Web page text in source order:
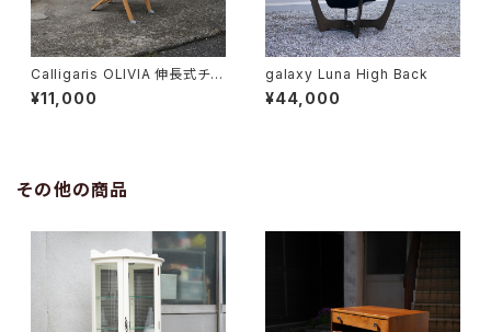
Calligaris OLIVIA 伸長式チェ
ア
¥11,000
galaxy Luna High Back
¥44,000
その他の商品